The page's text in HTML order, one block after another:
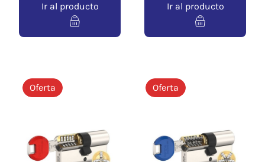
Ir al producto Ir al producto
Oferta Oferta